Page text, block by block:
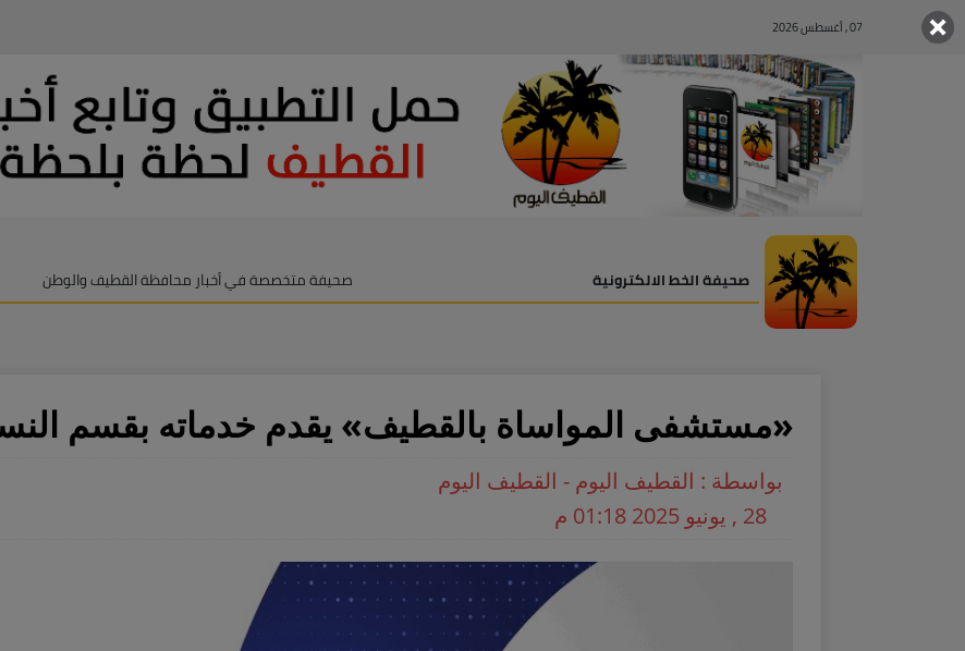
07 , أغسطس 2026
صحيفة الخط الالكترونية صحيفة متخصصة في أخبار محافظة القطيف والوطن
«مستشفى المواساة بالقطيف» يقدم خدماته بقسم
بواسطة : القطيف اليوم - القطيف اليوم
28 , يونيو 2025 01:18 م